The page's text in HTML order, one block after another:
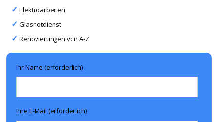
Elektroarbeiten
Glasnotdienst
Renovierungen von A-Z
Ihr Name (erforderlich)
Ihre E-Mail (erforderlich)